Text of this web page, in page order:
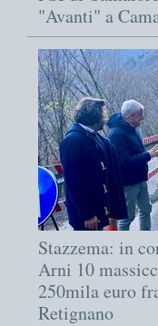
"Avanti" a
Stazzema: in
Arni 10
250mila euro
Retignano